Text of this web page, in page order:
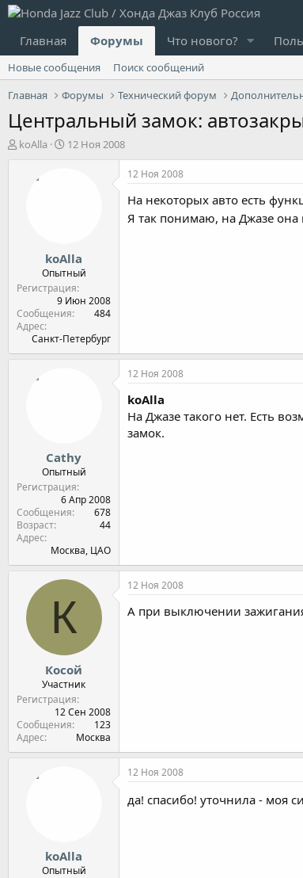
Главная Форумы Что нового?
Новые сообщения
Поиск сообщений
Главная
Форумы Технический форум
Центральный замок:
А
koAlla
Д
л
а
12 Ноя 2008
koAlla
Опытный
Регистрация
9 Июн 2008
Сообщения
484
Адрес
Санкт-Петербург
12 Ноя 2008
На некоторых авто есть
Я так понимаю, на Джазе она
Cathy
Опытный
Регистрация
6 Апр 2008
Сообщения
678
Возраст
44
Адрес
Москва, ЦАО
12 Ноя 2008
koAlla
На Джазе такого нет. Есть
замок.
К
Косой
Участник
Регистрация
12 Сен 2008
Сообщения
123
Адрес
Москва
12 Ноя 2008
А при выключении
koAlla
Опытный
12 Ноя 2008
да! спасибо! уточнила - моя